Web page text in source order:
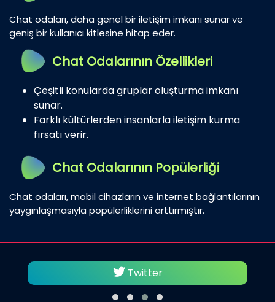
Chat odaları, daha genel bir iletişim imkanı sunar ve
geniş bir kullanıcı kitlesine hitap eder.
Chat Odalarının Özellikleri
Çeşitli konularda gruplar oluşturma imkanı
sunar.
Farklı kültürlerden insanlarla iletişim kurma
fırsatı verir.
Chat Odalarının Popülerliği
Chat odaları, mobil cihazların ve internet bağlantılarının
yaygınlaşmasıyla popülerliklerini arttırmıştır.
Twitter